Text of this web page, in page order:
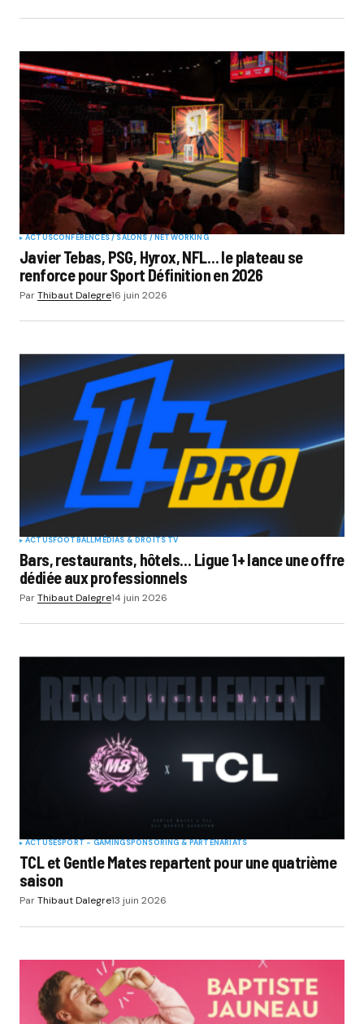
ACTUSCONFÉRENCES / SALONS / NETWORKING
Javier Tebas, PSG, Hyrox, NFL… le plateau se
renforce pour Sport Définition en 2026
ParThibaut Dalegre16 juin 2026
ACTUSFOOTBALLMÉDIAS & DROITS TV
Bars, restaurants, hôtels… Ligue 1+ lance une offre
dédiée aux professionnels
ParThibaut Dalegre14 juin 2026
ACTUSESPORT - GAMINGSPONSORING & PARTENARIATS
TCL et Gentle Mates repartent pour une quatrième
saison
ParThibaut Dalegre13 juin 2026